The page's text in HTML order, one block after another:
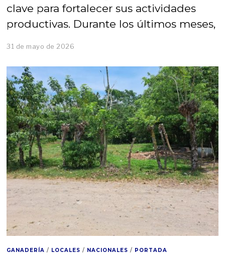
clave para fortalecer sus actividades
productivas. Durante los últimos meses,
31 de mayo de 2026
GANADERÍA / LOCALES / NACIONALES / PORTADA